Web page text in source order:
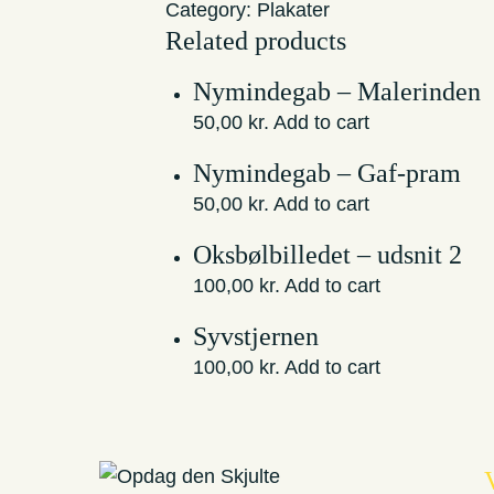
quantity
Category: Plakater
Related products
Nymindegab – Malerinden
50,00 kr. Add to cart
Nymindegab – Gaf-pram
50,00 kr. Add to cart
Oksbølbilledet – udsnit 2
100,00 kr. Add to cart
Syvstjernen
100,00 kr. Add to cart